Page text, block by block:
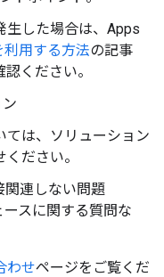
生した場合は、Apps
利用する方法の記事
ください。
ては、ソリューション
ださい。
関連しない問題
ースに関する質問な
わせページをご覧くだ